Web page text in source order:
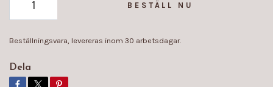
BESTÄLL NU
Beställningsvara, levereras inom 30 arbetsdagar.
Dela